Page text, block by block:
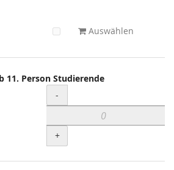
Auswählen
11. Person Studierende
Menge
-
+